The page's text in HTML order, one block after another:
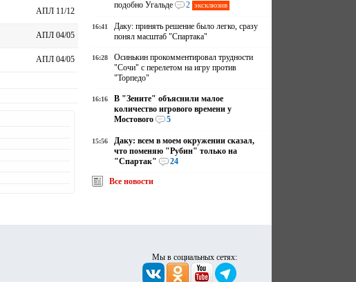
АПЛ 11/12
АПЛ 04/05
АПЛ 04/05
подобно Угальде
2 эксклюзив
16:41
Даку: принять решение было легко, сразу
понял масштаб "Спартака"
16:28
Осинькин прокомментировал трудности
"Сочи" с перелетом на игру против
"Торпедо"
16:16
В "Зените" объяснили малое
количество игрового времени у
Мостового
5
15:56
Даку: всем в моем окружении сказал,
что поменяю "Рубин" только на
"Спартак"
24
Все новости
Мы в социальных сетях: